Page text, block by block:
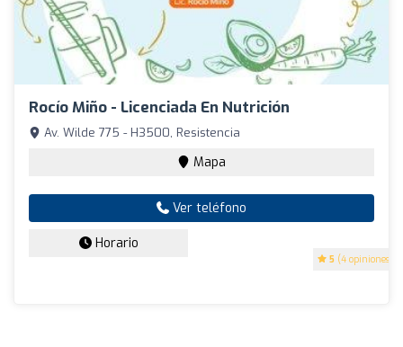
Rocío Miño - Licenciada En Nutrición
5 (4 opiniones)
Av. Wilde 775 - H3500, Resistencia
Mapa
Ver teléfono
Horario